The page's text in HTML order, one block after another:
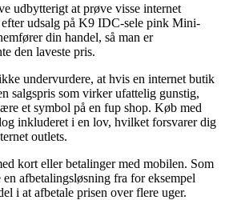
udbytterigt at prøve visse internet
udsalg på K9 IDC-sele pink Mini-
din handel, så man er
den laveste pris.
undervurdere, at hvis en internet butik
salgspris som virker ufattelig gunstig,
et symbol på en fup shop. Køb med
inkluderet i en lov, hvilket forsvarer dig
outlets.
kort eller betalinger med mobilen. Som
afbetalingsløsning fra for eksempel
i at afbetale prisen over flere uger.